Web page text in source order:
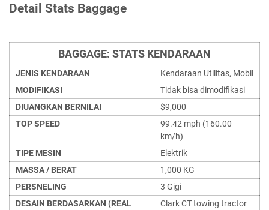
Detail Stats Baggage
BAGGAGE: STATS KENDARAAN
JENIS KENDARAAN
Kendaraan Utilitas, Mobil
MODIFIKASI
Tidak bisa dimodifikasi
DIUANGKAN BERNILAI
$9,000
TOP SPEED
99.42 mph (160.00
km/h)
TIPE MESIN
Elektrik
MASSA / BERAT
1,000 KG
PERSNELING
3 Gigi
DESAIN BERDASARKAN (REAL
Clark CT towing tractor